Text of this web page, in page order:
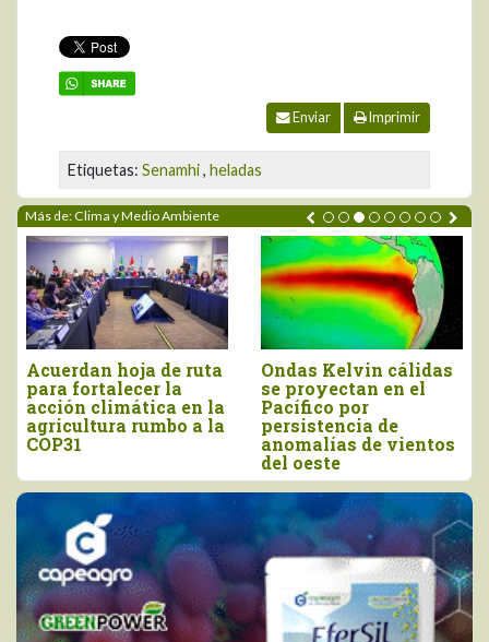
Enviar Imprimir
Etiquetas: Senamhi, heladas
Más de: Clima y Medio Ambiente
Ondas Kelvin cálidas
se proyectan en el
Pacífico por
persistencia de
anomalías de vientos
“El agro debe
prepararse con
anticipación para
enfrentar los efectos
del Niño Costero”